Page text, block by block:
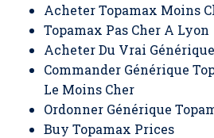
Acheter Topamax Moins
Topamax Pas Cher A Lyon
Acheter Du Vrai
Commander Générique
Le Moins Cher
Ordonner Générique
Buy Topamax Prices